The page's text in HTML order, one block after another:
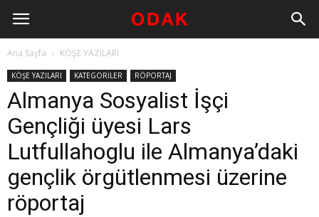
Ana Sayfa KÖŞE YAZILARI
KÖŞE YAZILARI KATEGORİLER RÖPORTAJ
Almanya Sosyalist İşçi
Gençliği üyesi Lars
Lutfullahoglu ile Almanya’daki
gençlik örgütlenmesi üzerine
röportaj